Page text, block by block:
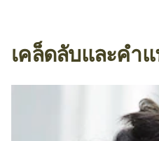
เคล็ดลับและคำ